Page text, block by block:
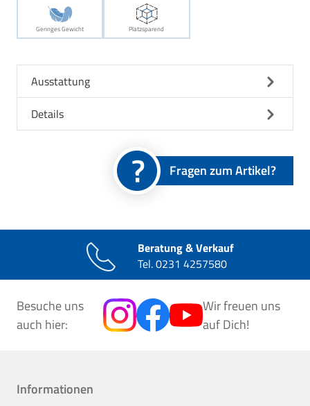
Geringes Gewicht Platzsparend
Ausstattung
Details
Fragen zum Artikel?
Beratung & Verkauf
Tel.0231 4257580
Besuche uns
auch hier:
Wir freuen uns
auf Dich!
Informationen